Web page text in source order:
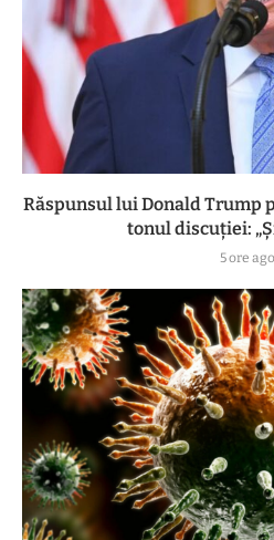
Răspunsul lui Donald Trump
tonul discuției:
5 ore ago